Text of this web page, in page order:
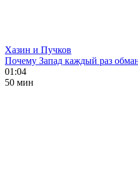
Хазин и Пучков
Почему Запад каждый раз
01:04
50 мин